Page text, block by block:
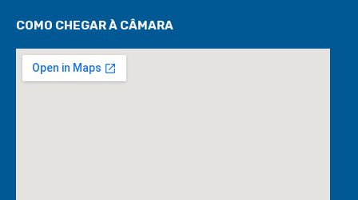
COMO CHEGAR À CÂMARA